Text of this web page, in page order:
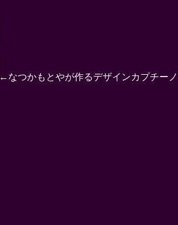
←なつかもとやが作るデザインカプチー